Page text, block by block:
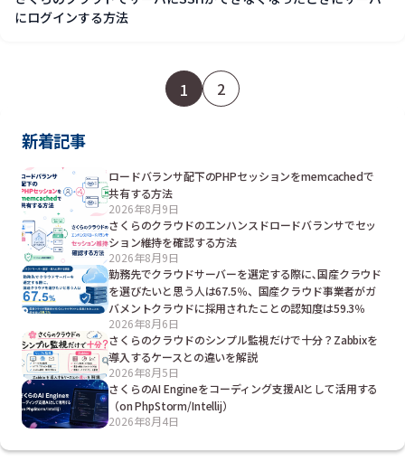
にログインする方法
1 2
新着記事
ロードバランサ配下のPHPセッションをmemcachedで
共有する方法
2026年8月9日
さくらのクラウドのエンハンスドロードバランサでセッ
ション維持を確認する方法
2026年8月9日
勤務先でクラウドサーバーを選定する際に､国産クラウド
を選びたいと思う人は67.5％、国産クラウド事業者がガ
バメントクラウドに採用されたことの認知度は59.3％
2026年8月6日
さくらのクラウドのシンプル監視だけで十分？Zabbixを
導入するケースとの違いを解説
2026年8月5日
さくらのAI Engineをコーディング支援AIとして活用する
（on PhpStorm/Intellij）
2026年8月4日